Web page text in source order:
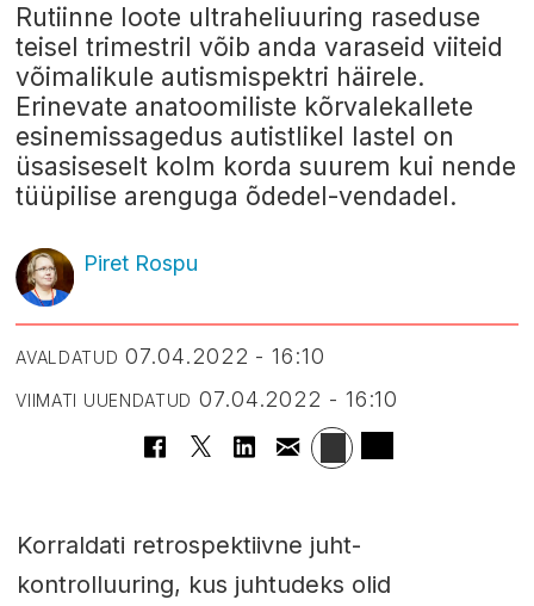
Rutiinne loote ultraheliuuring raseduse
teisel trimestril võib anda varaseid viiteid
võimalikule autismispektri häirele.
Erinevate anatoomiliste kõrvalekallete
esinemissagedus autistlikel lastel on
üsasiseselt kolm korda suurem kui nende
tüüpilise arenguga õdedel-vendadel.
Piret Rospu
AVALDATUD 07.04.2022 - 16:10
VIIMATI UUENDATUD 07.04.2022 - 16:10
Korraldati retrospektiivne juht-
kontrolluuring, kus juhtudeks olid